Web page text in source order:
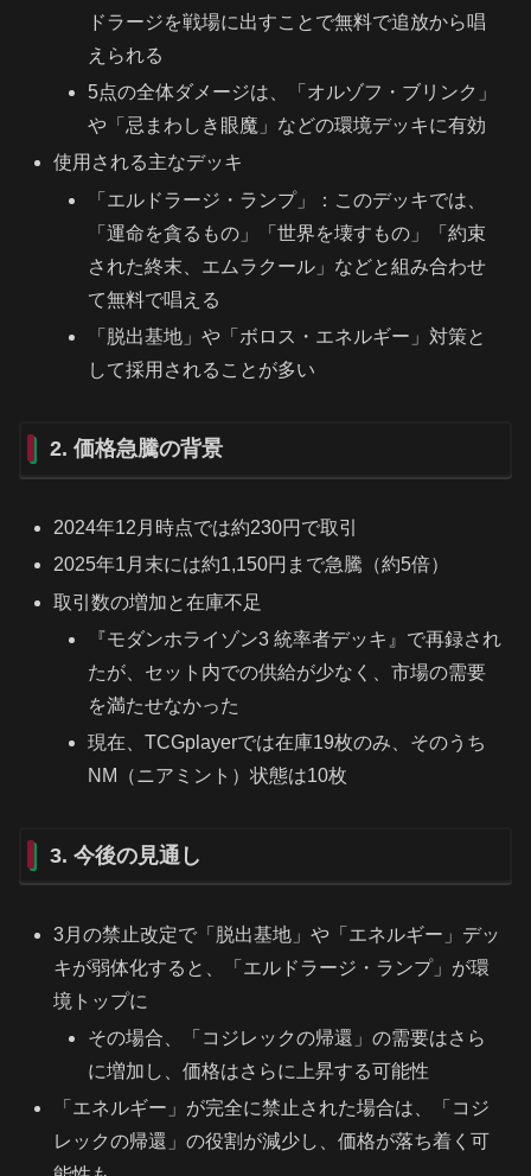
ドラージを戦場に出すことで無料で追放から唱
えられる
5点の全体ダメージは、「オルゾフ・ブリンク」
や「忌まわしき眼魔」などの環境デッキに有効
使用される主なデッキ
「エルドラージ・ランプ」：このデッキでは、
「運命を貪るもの」「世界を壊すもの」「約束
された終末、エムラクール」などと組み合わせ
て無料で唱える
「脱出基地」や「ボロス・エネルギー」対策と
して採用されることが多い
2. 価格急騰の背景
2024年12月時点では約230円で取引
2025年1月末には約1,150円まで急騰（約5倍）
取引数の増加と在庫不足
『モダンホライゾン3 統率者デッキ』で再録され
たが、セット内での供給が少なく、市場の需要
を満たせなかった
現在、TCGplayerでは在庫19枚のみ、そのうち
NM（ニアミント）状態は10枚
3. 今後の見通し
3月の禁止改定で「脱出基地」や「エネルギー」デッ
キが弱体化すると、「エルドラージ・ランプ」が環
境トップに
その場合、「コジレックの帰還」の需要はさら
に増加し、価格はさらに上昇する可能性
「エネルギー」が完全に禁止された場合は、「コジ
レックの帰還」の役割が減少し、価格が落ち着く可